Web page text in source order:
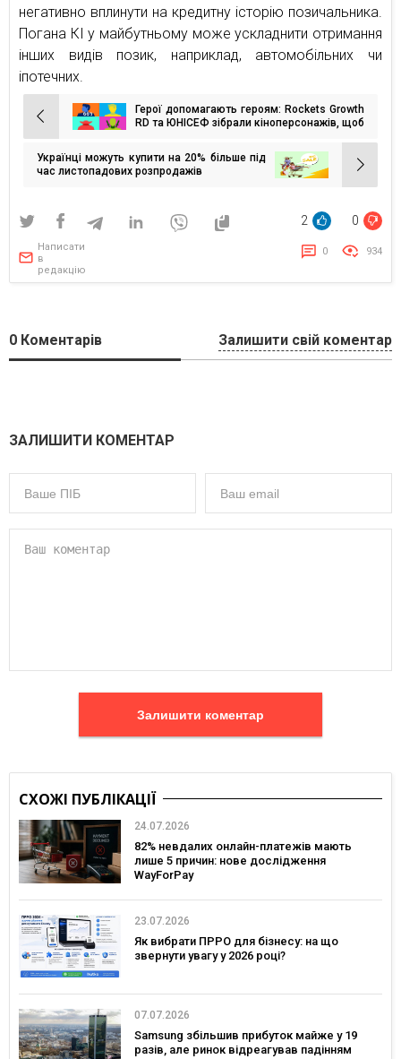
негативно вплинути на кредитну історію позичальника.
Погана КІ у майбутньому може ускладнити отримання
інших видів позик, наприклад, автомобільних чи
іпотечних.
Навігація
записів
Герої допомагають героям: Rockets Growth
RD та ЮНІСЕФ зібрали кіноперсонажів, щоб
правила безпеки
Українці можуть купити на 20% більше під
час листопадових розпродажів
2 0
Написати
в
редакцію
0 934
0 Коментарів Залишити свій коментар
ЗАЛИШИТИ КОМЕНТАР
Залишити коментар
СХОЖІ ПУБЛІКАЦІЇ
24.07.2026
82% невдалих онлайн-платежів мають
лише 5 причин: нове дослідження
WayForPay
23.07.2026
Як вибрати ПРРО для бізнесу: на що
звернути увагу у 2026 році?
07.07.2026
Samsung збільшив прибуток майже у 19
разів, але ринок відреагував падінням